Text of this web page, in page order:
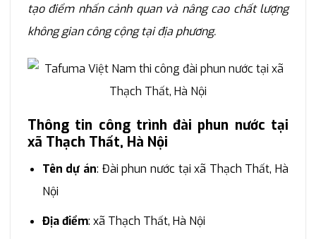
tạo điểm nhấn cảnh quan và nâng cao chất lượng
không gian công cộng tại địa phương.
Thông tin công trình đài phun nước tại
xã Thạch Thất, Hà Nội
Tên dự án: Đài phun nước tại xã Thạch Thất, Hà
Nội
Địa điểm: xã Thạch Thất, Hà Nội